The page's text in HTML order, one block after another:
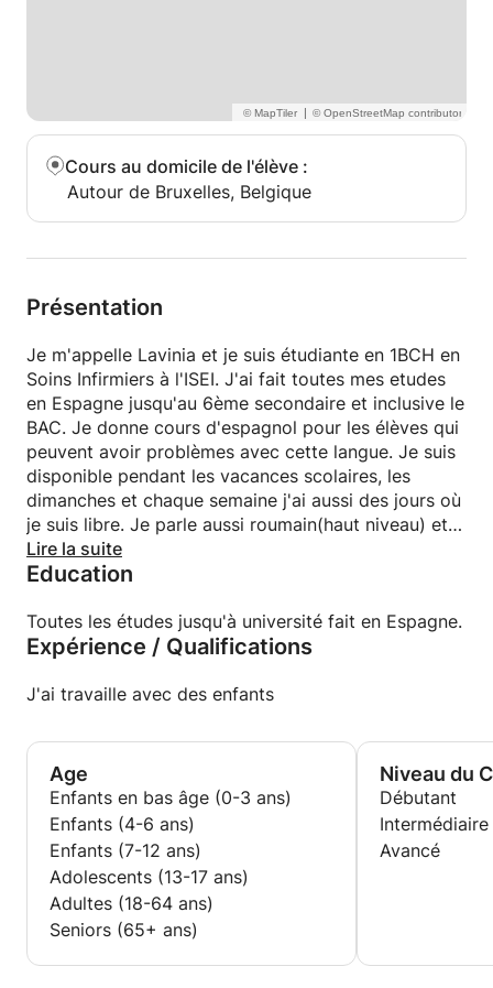
|
Cours au domicile de l'élève :
Autour de Bruxelles, Belgique
Présentation
Je m'appelle Lavinia et je suis étudiante en 1BCH en
Soins Infirmiers à l'ISEI. J'ai fait toutes mes etudes
en Espagne jusqu'au 6ème secondaire et inclusive le
BAC. Je donne cours d'espagnol pour les élèves qui
peuvent avoir problèmes avec cette langue. Je suis
disponible pendant les vacances scolaires, les
dimanches et chaque semaine j'ai aussi des jours où
je suis libre. Je parle aussi roumain(haut niveau) et
anglais(niveau intermédiaire).
Lire la suite
Education
Toutes les études jusqu'à université fait en Espagne.
Expérience / Qualifications
J'ai travaille avec des enfants
Age
Enfants en bas âge (0-3 ans)
Enfants (4-6 ans)
Enfants (7-12 ans)
Adolescents (13-17 ans)
Adultes (18-64 ans)
Seniors (65+ ans)
Niveau du
Débutant
Intermédiaire
Avancé